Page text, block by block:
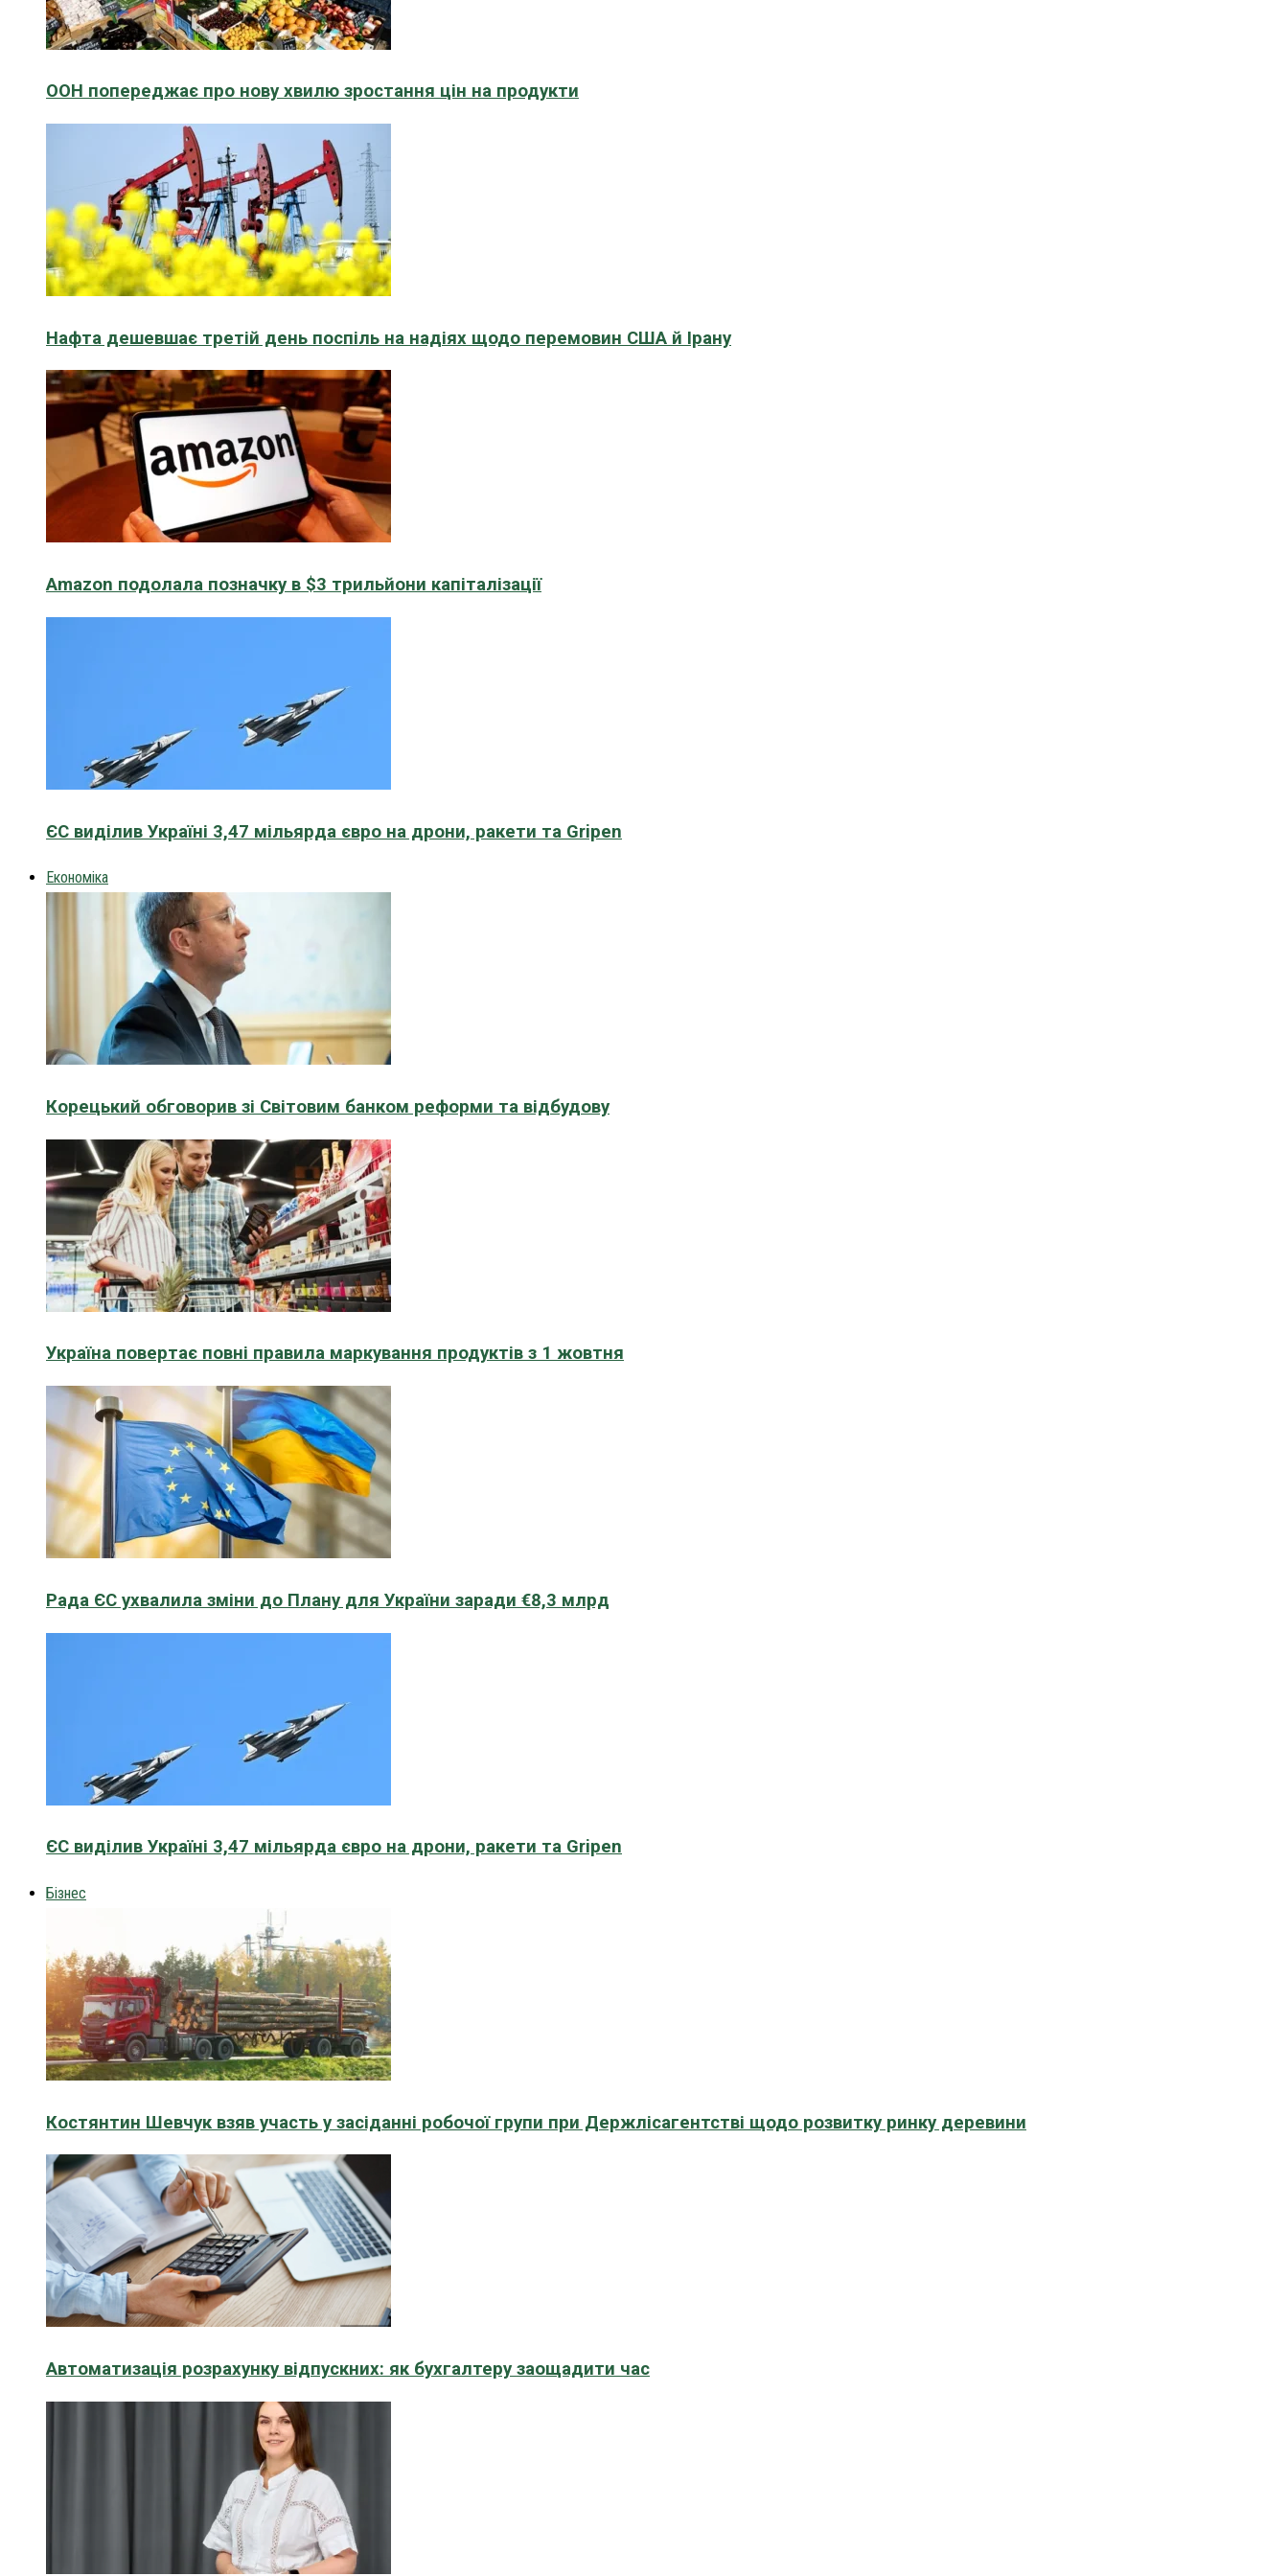
ООН попереджає про нову хвилю зростання цін на продукти
Нафта дешевшає третій день поспіль на надіях щодо перемовин США й Ірану
Amazon подолала позначку в $3 трильйони капіталізації
ЄС виділив Україні 3,47 мільярда євро на дрони, ракети та Gripen
Економіка
Корецький обговорив зі Світовим банком реформи та відбудову
Україна повертає повні правила маркування продуктів з 1 жовтня
Рада ЄС ухвалила зміни до Плану для України заради €8,3 млрд
ЄС виділив Україні 3,47 мільярда євро на дрони, ракети та Gripen
Бізнес
Костянтин Шевчук взяв участь у засіданні робочої групи при Держлісагентстві щодо розвитку ринку деревини
Автоматизація розрахунку відпускних: як бухгалтеру заощадити час